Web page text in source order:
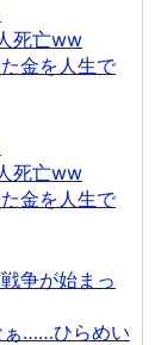
死亡ww
金を人生で
死亡ww
金を人生で
争が始まっ
ぁ……ひらめい